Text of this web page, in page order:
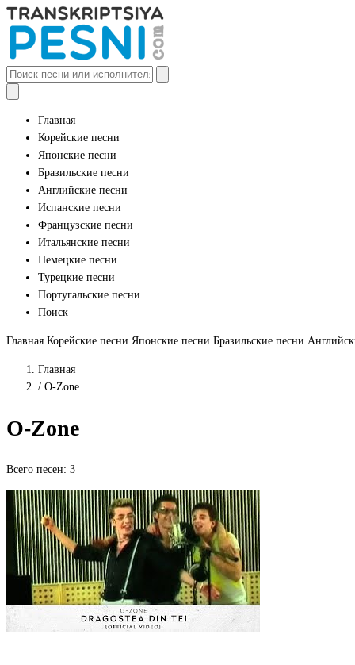
Главная
Корейские песни
Японские песни
Бразильские песни
Английские песни
Испанские песни
Французские песни
Итальянские песни
Немецкие песни
Турецкие песни
Португальские песни
Поиск
Главная Корейские песни Японские песни Бразильские песни
Главная
/ O-Zone
O-Zone
Всего песен: 3